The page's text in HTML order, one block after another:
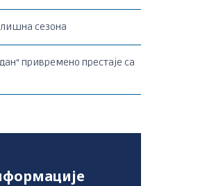
сезона
привремено престаје са